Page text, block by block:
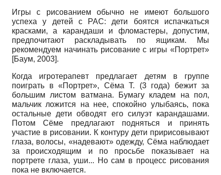
Игры с рисованием обычно не имеют большого
успеха у детей с РАС: дети боятся испачкаться
красками, а карандаши и фломастеры, допустим,
предпочитают раскладывать по ящикам. Мы
рекомендуем начинать рисование с игры «Портрет»
[Баум, 2003].
Когда игротерапевт предлагает детям в группе
поиграть в «Портрет», Сёма Т. (3 года) бежит за
большим листом ватмана. Бумагу кладем на пол,
мальчик ложится на нее, спокойно улыбаясь, пока
остальные дети обводят его силуэт карандашами.
Потом Сёме предлагают подняться и принять
участие в рисовании. К контуру дети пририсовывают
глаза, волосы, «надевают» одежду, Сёма наблюдает
за происходящим и по просьбе показывает на
портрете глаза, уши... Но сам в процесс рисования
пока не включается.